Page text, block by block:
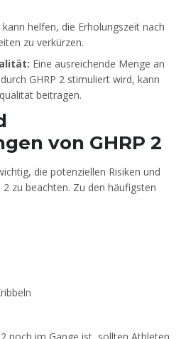
kann helfen, die Erholungszeit nach
zu verkürzen.
Eine ausreichende Menge an
GHRP 2 stimuliert wird, kann
beitragen.
von GHRP 2
die potenziellen Risiken und
zu beachten. Zu den häufigsten